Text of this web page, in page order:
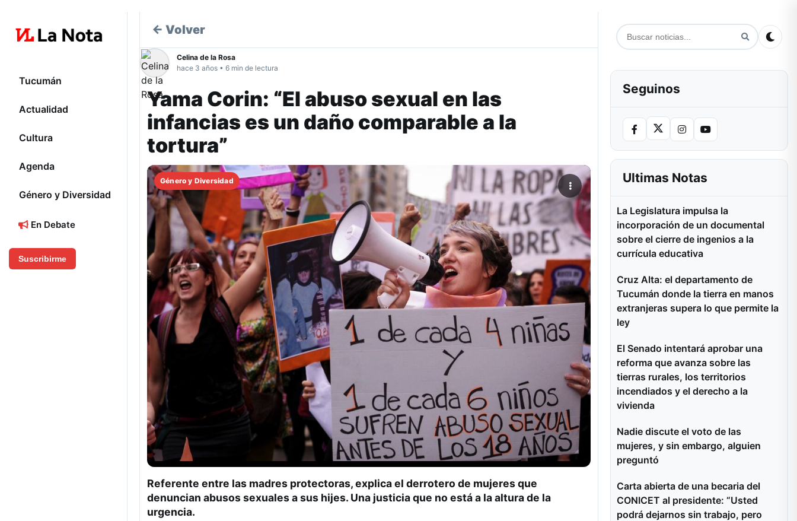
Tucumán
Actualidad
Cultura
Agenda
Género y Diversidad
En Debate
Suscribirme
← Volver
Celina de la Rosa
hace 3 años • 6 min de lectura
Yama Corin: “El abuso sexual en las
infancias es un daño comparable a la
tortura”
Género y Diversidad
Referente entre las madres protectoras, explica el derrotero de mujeres que
denuncian abusos sexuales a sus hijes. Una justicia que no está a la altura de la
urgencia.
Seguinos
Ultimas Notas
La Legislatura impulsa la
incorporación de un documental
sobre el cierre de ingenios a la
currícula educativa
Cruz Alta: el departamento de
Tucumán donde la tierra en manos
extranjeras supera lo que permite la
ley
El Senado intentará aprobar una
reforma que avanza sobre las
tierras rurales, los territorios
incendiados y el derecho a la
vivienda
Nadie discute el voto de las
mujeres, y sin embargo, alguien
preguntó
Carta abierta de una becaria del
CONICET al presidente: “Usted
podrá dejarnos sin trabajo, pero